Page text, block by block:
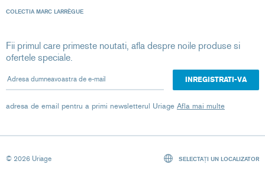
COLECTIA MARC LARRÈGUE
Fii primul care primeste noutati, afla despre noile produse si
ofertele speciale.
Adresa dumneavoastra de e-mail
adresa de email pentru a primi newsletterul Uriage Afla mai multe
© 2026 Uriage SELECTAȚI UN LOCALIZATOR